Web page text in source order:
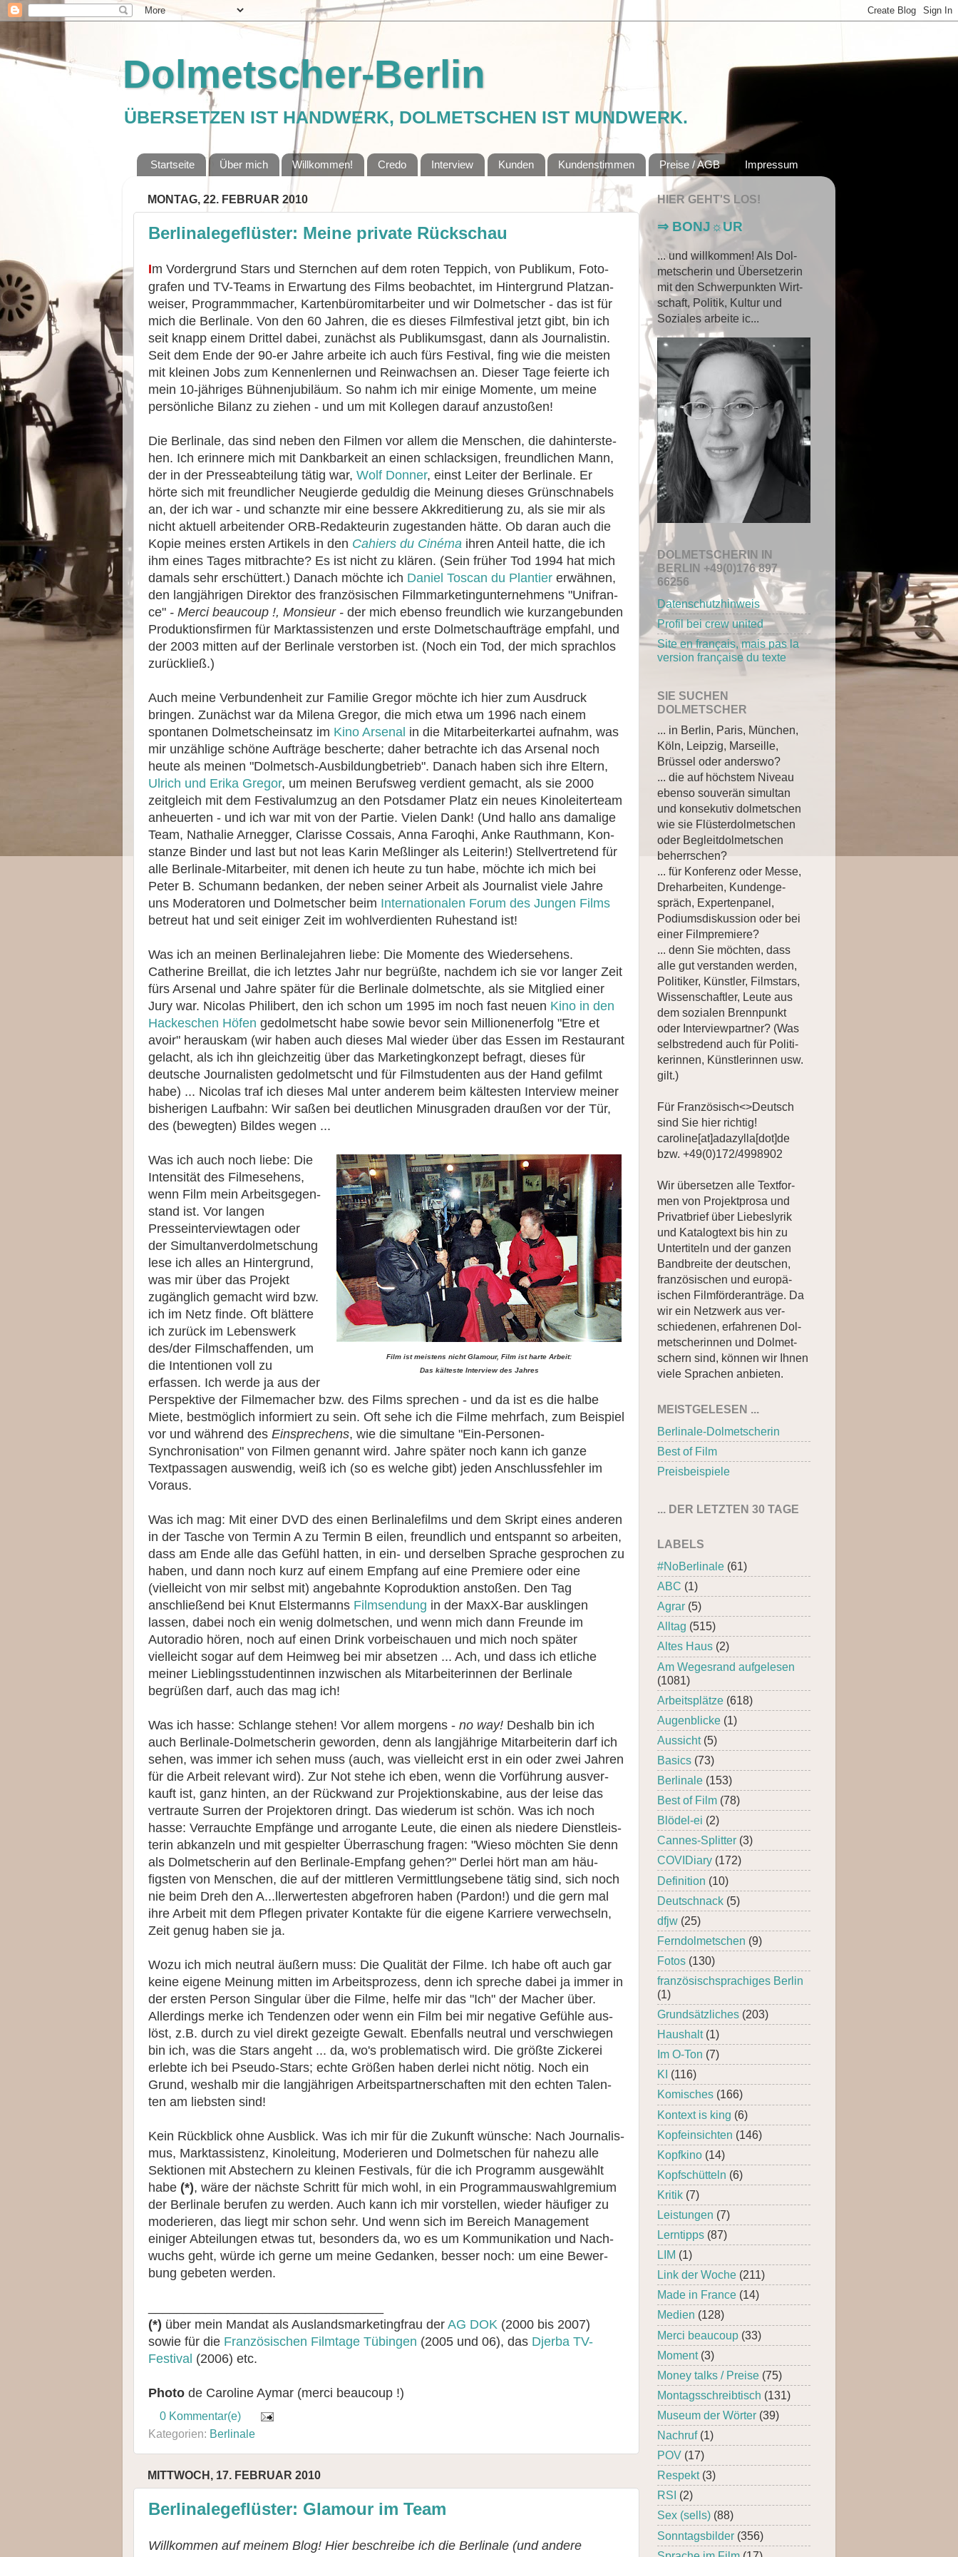
Dolmetscher-Berlin
ÜBERSETZEN IST HANDWERK, DOLMETSCHEN IST MUNDWERK.
Startseite Über mich Willkommen! Credo Interview Kunden Kundenstimmen Preise / AGB Impressum
MONTAG, 22. FEBRUAR 2010
Berlinalegeflüster: Meine private Rückschau
Im Vordergrund Stars und Sternchen auf dem roten Teppich, von Publikum, Fo­to­
gra­fen und TV-Teams in Erwartung des Films beobachtet, im Hintergrund Platz­an­
weiser, Programmmacher, Kartenbüromitarbeiter und wir Dolmetscher - das ist für
mich die Berlinale. Von den 60 Jahren, die es dieses Filmfestival jetzt gibt, bin ich
seit knapp einem Drittel dabei, zunächst als Publikumsgast, dann als Journalistin.
Seit dem Ende der 90-er Jahre arbeite ich auch fürs Festival, fing wie die meisten
mit kleinen Jobs zum Kennenlernen und Reinwachsen an. Dieser Tage feierte ich
mein 10-jähriges Bühnenjubiläum. So nahm ich mir einige Momente, um meine
persönliche Bilanz zu ziehen - und um mit Kollegen darauf anzustoßen!
Die Berlinale, das sind neben den Filmen vor allem die Menschen, die da­hin­ter­ste­
hen. Ich erinnere mich mit Dankbarkeit an einen schlacksigen, freundlichen Mann,
der in der Presseabteilung tätig war, Wolf Donner, einst Leiter der Berlinale. Er
hörte sich mit freundlicher Neugierde geduldig die Meinung dieses Grünschnabels
an, der ich war - und schanzte mir eine bessere Akkreditierung zu, als sie mir als
nicht aktuell arbeitender ORB-Redakteurin zugestanden hätte. Ob daran auch die
Kopie meines ersten Artikels in den Cahiers du Cinéma ihren Anteil hatte, die ich
ihm eines Tages mitbrachte? Es ist nicht zu klären. (Sein früher Tod 1994 hat mich
damals sehr erschüttert.) Danach möchte ich Daniel Toscan du Plantier erwähnen,
den langjährigen Direktor des französischen Film­mar­ke­ting­un­ter­neh­mens "Uni­fran­
ce" - Mer­ci beau­coup !, Mon­sieur - der mich ebenso freundlich wie kurz­an­ge­bun­den
Produktionsfirmen für Marktassistenzen und erste Dol­metsch­auf­trä­ge em­pfahl, und
der 2003 mitten auf der Berlinale verstorben ist. (Noch ein Tod, der mich sprachlos
zurückließ.)
Auch meine Verbundenheit zur Familie Gregor möchte ich hier zum Ausdruck
bringen. Zunächst war da Milena Gregor, die mich etwa um 1996 nach einem
spontanen Dolmetscheinsatz im Kino Arsenal in die Mitarbeiterkartei aufnahm, was
mir unzählige schöne Aufträge bescherte; daher betrachte ich das Arsenal noch
heute als meinen "Dolmetsch-Ausbildungbetrieb". Danach haben sich ihre Eltern,
Ulrich und Erika Gregor, um meinen Berufsweg verdient gemacht, als sie 2000
zeitgleich mit dem Festivalumzug an den Potsdamer Platz ein neues Kinoleiterteam
anheuerten - und ich war mit von der Partie. Vielen Dank! (Und hallo ans damalige
Team, Nathalie Arnegger, Clarisse Cossais, Anna Faroqhi, Anke Rauthmann, Kon­
stan­ze Binder und last but not leas Karin Meßlinger als Leiterin!) Stellvertretend für
alle Berlinale-Mitarbeiter, mit denen ich heute zu tun habe, möchte ich mich bei
Peter B. Schumann bedanken, der neben seiner Arbeit als Journalist viele Jahre
uns Moderatoren und Dolmetscher beim Internationalen Forum des Jungen Films
betreut hat und seit einiger Zeit im wohlverdienten Ruhestand ist!
Was ich an meinen Berlinalejahren liebe: Die Momente des Wiedersehens.
Catherine Breillat, die ich letztes Jahr nur begrüßte, nachdem ich sie vor langer Zeit
fürs Arsenal und Jahre später für die Berlinale dolmetschte, als sie Mitglied einer
Jury war. Nicolas Philibert, den ich schon um 1995 im noch fast neuen Kino in den
Hackeschen Höfen gedolmetscht habe sowie bevor sein Millionenerfolg "Etre et
avoir" herauskam (wir haben auch dieses Mal wieder über das Essen im Restaurant
gelacht, als ich ihn gleichzeitig über das Marketingkonzept befragt, dieses für
deutsche Journalisten gedolmetscht und für Filmstudenten aus der Hand gefilmt
habe) ... Nicolas traf ich dieses Mal unter anderem beim kältesten Interview meiner
bisherigen Laufbahn: Wir saßen bei deutlichen Minusgraden draußen vor der Tür,
des (bewegten) Bildes wegen ...
Film ist meistens nicht Glamour, Film ist harte Arbeit:
Das kälteste Interview des Jahres
Was ich auch noch liebe: Die
Intensität des Filmesehens,
wenn Film mein Ar­beits­ge­gen­
stand ist. Vor langen
Presseinterviewtagen oder
der Si­mul­tan­ver­dol­met­schung
lese ich alles an Hintergrund,
was mir über das Projekt
zugänglich gemacht wird bzw.
ich im Netz finde. Oft blättere
ich zurück im Lebenswerk
des/der Filmschaffenden, um
die Intentionen voll zu
erfassen. Ich werde ja aus der
Perspektive der Filmemacher bzw. des Films sprechen - und da ist es die halbe
Miete, bestmöglich informiert zu sein. Oft sehe ich die Filme mehrfach, zum Beispiel
vor und während des Ein­spre­chens, wie die simultane "Ein-Personen-
Synchronisation" von Filmen genannt wird. Jahre später noch kann ich ganze
Textpassagen auswendig, weiß ich (so es welche gibt) jeden Anschlussfehler im
Voraus.
Was ich mag: Mit einer DVD des einen Berlinalefilms und dem Skript eines anderen
in der Tasche von Termin A zu Termin B eilen, freundlich und entspannt so ar­bei­ten,
dass am Ende alle das Gefühl hatten, in ein- und derselben Sprache ge­spro­chen zu
haben, und dann noch kurz auf einem Empfang auf eine Premiere oder eine
(vielleicht von mir selbst mit) angebahnte Koproduktion anstoßen. Den Tag
anschließend bei Knut Elstermanns Filmsendung in der MaxX-Bar ausklingen
lassen, dabei noch ein wenig dolmetschen, und wenn mich dann Freunde im
Autoradio hören, noch auf einen Drink vorbeischauen und mich noch später
vielleicht sogar auf dem Heimweg bei mir absetzen ... Ach, und dass ich etliche
meiner Lieblingsstudentinnen inzwischen als Mitarbeiterinnen der Berlinale
begrüßen darf, auch das mag ich!
Was ich hasse: Schlange stehen! Vor allem morgens - no way! Deshalb bin ich
auch Berlinale-Dolmetscherin geworden, denn als langjährige Mitarbeiterin darf ich
se­hen, was immer ich sehen muss (auch, was vielleicht erst in ein oder zwei Jah­ren
für die Ar­beit relevant wird). Zur Not stehe ich eben, wenn die Vorführung aus­ver­
kauft ist, ganz hinten, an der Rückwand zur Projektionskabine, aus der leise das
vertraute Surren der Projektoren dringt. Das wiederum ist schön. Was ich noch
hasse: Verrauchte Empfänge und arrogante Leute, die einen als niedere Dienst­leis­
te­rin abkanzeln und mit gespielter Überraschung fragen: "Wieso möchten Sie denn
als Dolmetscherin auf den Berlinale-Empfang gehen?" Derlei hört man am häu­
figsten von Men­schen, die auf der mittleren Vermittlungsebene tätig sind, sich noch
nie beim Dreh den A...llerwertesten abgefroren haben (Pardon!) und die gern mal
ihre Arbeit mit dem Pflegen privater Kontakte für die eigene Karriere ver­wech­seln,
Zeit genug haben sie ja.
Wozu ich mich neutral äußern muss: Die Qualität der Filme. Ich habe oft auch gar
keine eigene Meinung mitten im Arbeitsprozess, denn ich spreche dabei ja immer in
der ersten Person Singular über die Filme, helfe mir das "Ich" der Macher über.
Allerdings merke ich Tendenzen oder wenn ein Film bei mir negative Gefühle aus­
löst, z.B. durch zu viel direkt gezeigte Gewalt. Ebenfalls neutral und ver­schwie­gen
bin ich, was die Stars angeht ... da, wo's problematisch wird. Die größte Zickerei
erlebte ich bei Pseudo-Stars; echte Größen haben derlei nicht nötig. Noch ein
Grund, weshalb mir die langjährigen Arbeitspartnerschaften mit den echten Ta­len­
ten am liebsten sind!
Kein Rückblick ohne Ausblick. Was ich mir für die Zukunft wünsche: Nach Jour­na­lis­
mus, Marktassistenz, Kinoleitung, Moderieren und Dolmetschen für nahezu alle
Sektionen mit Abstechern zu kleinen Festivals, für die ich Programm aus­ge­wählt
ha­be (*), wäre der nächste Schritt für mich wohl, in ein Pro­gramm­aus­wahl­gre­mium
der Berlinale berufen zu werden. Auch kann ich mir vor­stel­len, wie­der häufiger zu
moderieren, das liegt mir schon sehr. Und wenn sich im Bereich Management
einiger Abteilungen etwas tut, besonders da, wo es um Kommunikation und Nach­
wuchs geht, würde ich gerne um meine Gedanken, besser noch: um eine Be­wer­
bung gebeten werden.
(*) über mein Mandat als Auslandsmarketingfrau der AG DOK (2000 bis 2007)
sowie für die Französischen Filmtage Tübingen (2005 und 06), das Djerba TV-
Festival (2006) etc.
Photo de Caroline Aymar (merci beaucoup !)
0 Kommentar(e)
Kategorien: Berlinale
MITTWOCH, 17. FEBRUAR 2010
Berlinalegeflüster: Glamour im Team
Willkommen auf meinem Blog! Hier beschreibe ich die Berlinale (und andere
HIER GEHT'S LOS!
⇒ BONJ☼UR
... und will­kom­men! Als Dol­
met­scher­in und Über­setz­er­in
mit den Schwer­punkten Wirt­
schaft, Po­li­tik, Kultur und
Soziales arbeite ic...
DOLMETSCHERIN IN
BERLIN +49(0)176 897
66256
Datenschutzhinweis
Profil bei crew united
Site en français, mais pas la
version française du texte
SIE SUCHEN
DOLMETSCHER
... in Berlin, Paris, München,
Köln, Leipzig, Marseille,
Brüssel oder anderswo?
... die auf höchstem Niveau
ebenso souverän simultan
und konsekutiv dolmetschen
wie sie Flüsterdolmetschen
oder Begleitdolmetschen
beherrschen?
... für Konferenz oder Messe,
Dreharbeiten, Kun­den­ge­
spräch, Ex­per­ten­panel,
Podiumsdiskussion oder bei
einer Filmpremiere?
... denn Sie möchten, dass
alle gut verstanden werden,
Politiker, Künstler, Filmstars,
Wissenschaftler, Leute aus
dem sozialen Brennpunkt
oder Interviewpartner? (Was
selbstredend auch für Po­li­ti­
ker­innen, Künstlerinnen usw.
gilt.)
Für Französisch<>Deutsch
sind Sie hier richtig!
caroline[at]adazylla[dot]de
bzw. +49(0)172/4998902
Wir übersetzen alle Text­for­
men von Projektprosa und
Privatbrief über Lie­bes­lyrik
und Katalogtext bis hin zu
Untertiteln und der gan­zen
Bandbreite der deut­schen,
französischen und eu­ro­pä­
ischen Film­för­der­an­trä­ge. Da
wir ein Netzwerk aus ver­
schie­den­en, er­fah­renen Dol­
met­scher­innen und Dol­met­
schern sind, kön­nen wir Ihnen
viele Spra­chen anbieten.
MEISTGELESEN ...
Berlinale-Dolmetscherin
Best of Film
Preisbeispiele
... DER LETZTEN 30 TAGE
LABELS
#NoBerlinale (61)
ABC (1)
Agrar (5)
Alltag (515)
Altes Haus (2)
Am Wegesrand aufgelesen
(1081)
Arbeitsplätze (618)
Augenblicke (1)
Aussicht (5)
Basics (73)
Berlinale (153)
Best of Film (78)
Blödel-ei (2)
Cannes-Splitter (3)
COVIDiary (172)
Definition (10)
Deutschnack (5)
dfjw (25)
Ferndolmetschen (9)
Fotos (130)
französischsprachiges Berlin
(1)
Grundsätzliches (203)
Haushalt (1)
Im O-Ton (7)
KI (116)
Komisches (166)
Kontext is king (6)
Kopfeinsichten (146)
Kopfkino (14)
Kopfschütteln (6)
Kritik (7)
Leistungen (7)
Lerntipps (87)
LIM (1)
Link der Woche (211)
Made in France (14)
Medien (128)
Merci beaucoup (33)
Moment (3)
Money talks / Preise (75)
Montagsschreibtisch (131)
Museum der Wörter (39)
Nachruf (1)
POV (17)
Respekt (3)
RSI (2)
Sex (sells) (88)
Sonntagsbilder (356)